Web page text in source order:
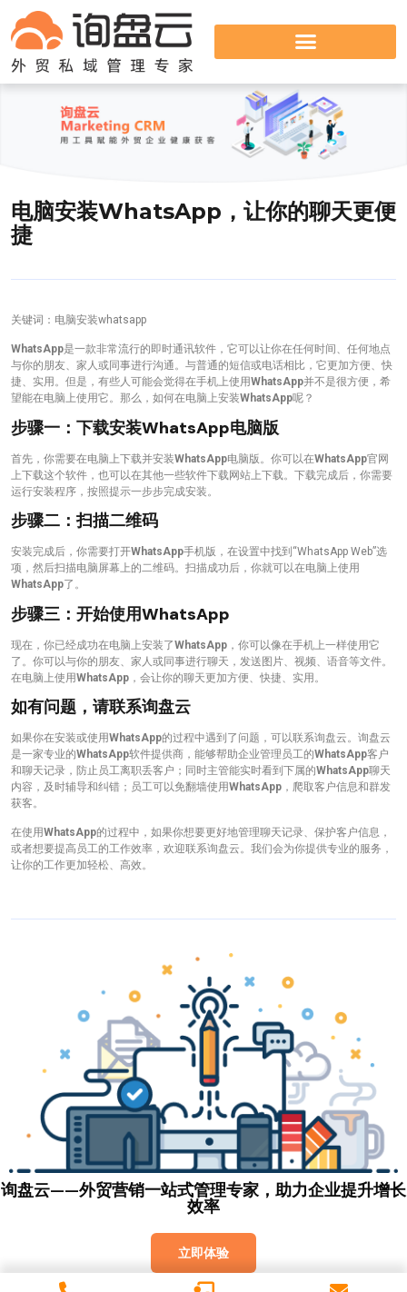
电脑安装WhatsApp，让你的聊天更便
捷
关键词：电脑安装whatsapp
WhatsApp是一款非常流行的即时通讯软件，它可以让你在任何时间、任何地点
与你的朋友、家人或同事进行沟通。与普通的短信或电话相比，它更加方便、快
捷、实用。但是，有些人可能会觉得在手机上使用WhatsApp并不是很方便，希
望能在电脑上使用它。那么，如何在电脑上安装WhatsApp呢？
步骤一：下载安装WhatsApp电脑版
首先，你需要在电脑上下载并安装WhatsApp电脑版。你可以在WhatsApp官网
上下载这个软件，也可以在其他一些软件下载网站上下载。下载完成后，你需要
运行安装程序，按照提示一步步完成安装。
步骤二：扫描二维码
安装完成后，你需要打开WhatsApp手机版，在设置中找到“WhatsApp Web”选
项，然后扫描电脑屏幕上的二维码。扫描成功后，你就可以在电脑上使用
WhatsApp了。
步骤三：开始使用WhatsApp
现在，你已经成功在电脑上安装了WhatsApp ，你可以像在手机上一样使用它
了。你可以与你的朋友、家人或同事进行聊天，发送图片、视频、语音等文件。
在电脑上使用WhatsApp ，会让你的聊天更加方便、快捷、实用。
如有问题，请联系询盘云
如果你在安装或使用WhatsApp的过程中遇到了问题，可以联系询盘云。询盘云
是一家专业的WhatsApp软件提供商，能够帮助企业管理员工的WhatsApp客户
和聊天记录，防止员工离职丢客户；同时主管能实时看到下属的WhatsApp聊天
内容，及时辅导和纠错；员工可以免翻墙使用WhatsApp ，爬取客户信息和群发
获客。
在使用WhatsApp的过程中，如果你想要更好地管理聊天记录、保护客户信息，
或者想要提高员工的工作效率，欢迎联系询盘云。我们会为你提供专业的服务，
让你的工作更加轻松、高效。
询盘云——外贸营销一站式管理专家，助力企业提升增长
效率
立即体验